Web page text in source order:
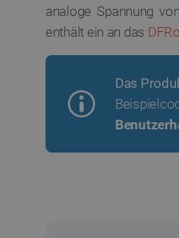
analoge Spannung
enthält ein an das
Das